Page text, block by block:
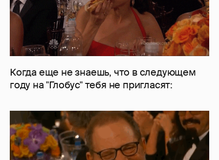
Когда еще не знаешь, что в следующем
году на "Глобус" тебя не пригласят: